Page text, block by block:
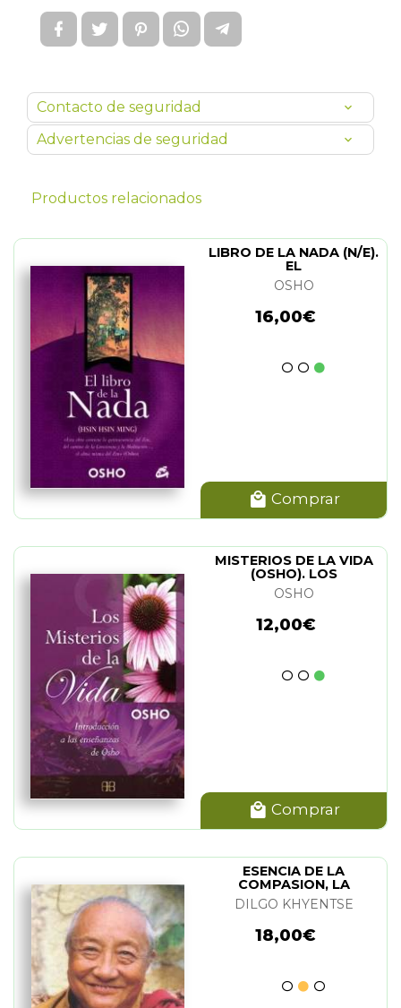
Contacto de seguridad
Advertencias de seguridad
Productos relacionados
LIBRO DE LA NADA (N/E).
EL
OSHO
16,00€
Comprar
MISTERIOS DE LA VIDA
(OSHO). LOS
OSHO
12,00€
Comprar
ESENCIA DE LA
COMPASION, LA
DILGO KHYENTSE
18,00€